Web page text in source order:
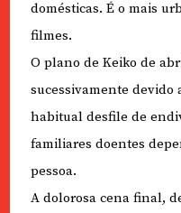
domésticas. É o mais
filmes.
O plano de Keiko de
sucessivamente devido
habitual desfile de
familiares doentes
pessoa.
A dolorosa cena final,